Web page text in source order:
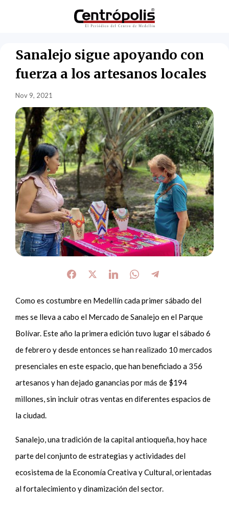
Sanalejo sigue apoyando con
fuerza a los artesanos locales
Nov 9, 2021
Como es costumbre en Medellín cada primer sábado del
mes se lleva a cabo el Mercado de Sanalejo en el Parque
Bolívar. Este año la primera edición tuvo lugar el sábado 6
de febrero y desde entonces se han realizado 10 mercados
presenciales en este espacio, que han beneficiado a 356
artesanos y han dejado ganancias por más de $194
millones, sin incluir otras ventas en diferentes espacios de
la ciudad.
Sanalejo, una tradición de la capital antioqueña, hoy hace
parte del conjunto de estrategias y actividades del
ecosistema de la Economía Creativa y Cultural, orientadas
al fortalecimiento y dinamización del sector.